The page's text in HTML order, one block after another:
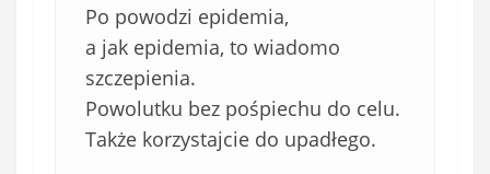
Po powodzi epidemia,
a jak epidemia, to wiadomo
szczepienia.
Powolutku bez pośpiechu do celu.
Także korzystajcie do upadłego.